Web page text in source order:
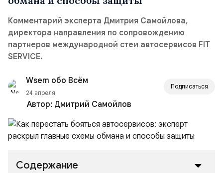
Комментарий эксперта Дмитрия Самойлова,
директора направления по сопровождению
партнеров международной стеи автосервисов FIT
SERVICE.
Wsem обо Всём
24 апреля
Подписаться
Автор: Дмитрий Самойлов
Содержание